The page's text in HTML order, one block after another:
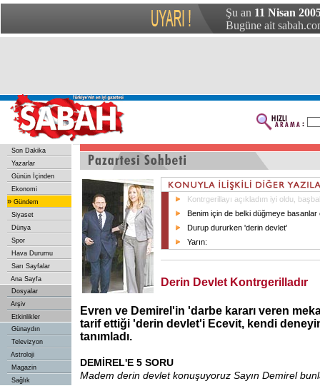
Şu an 11 Nisan
Bugüne ait
Son Dakika
Yazarlar
Günün İçinden
Ekonomi
» Gündem
Siyaset
Dünya
Spor
Hava Durumu
Sarı Sayfalar
Ana Sayfa
Dosyalar
Arşiv
Etkinlikler
Günaydın
Televizyon
Astroloji
Magazin
Sağlık
Kontrgerillayı açıkladım iyi oldu,
Benim için de belki düğmeye basanlar
Durup dururken 'derin devlet'
Yarın:
Derin Devlet Kontrgerilladır
Evren ve Demirel'in 'darbe kararı veren
tarif ettiği 'derin devlet'i Ecevit, kendi
tanımladı.
DEMİREL'E 5 SORU
Madem derin devlet konuşuyoruz Sayın Demirel